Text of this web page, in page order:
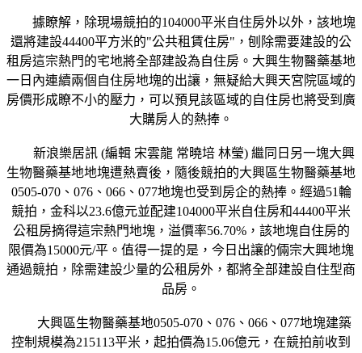
據瞭解，除現場競拍的104000平米自住房外以外，該地塊
還將建設44400平方米的"公共租賃住房"，刨除需要建設的公
租房這宗熱門的宅地將全部建設為自住房。大興生物醫藥基地
一日內連續兩個自住房地塊的出讓，無疑給大興天宮院區域的
房價形成瞭不小的壓力，可以預見該區域的自住房也將受到廣
大購房人的熱捧。
新浪樂居訊 (編輯 宋雲龍 常曉培 林瑩) 繼同日另一塊大興
生物醫藥基地地塊遭熱賣後，隨後競拍的大興區生物醫藥基地
0505-070、076、066、077地塊也受到房企的熱捧。經過51輪
競拍，金科以23.6億元並配建104000平米自住房和44400平米
公租房摘得這宗熱門地塊，溢價率56.70%，該地塊自住房的
限價為15000元/平。值得一提的是，今日出讓的倆宗大興地塊
通過競拍，除需建設少量的公租房外，都將全部建設自住型商
品房。
大興區生物醫藥基地0505-070、076、066、077地塊建築
控制規模為215113平米，起拍價為15.06億元，在競拍前收到